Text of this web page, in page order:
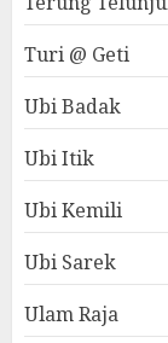
Turi @ Geti
Ubi Badak
Ubi Itik
Ubi Kemili
Ubi Sarek
Ulam Raja